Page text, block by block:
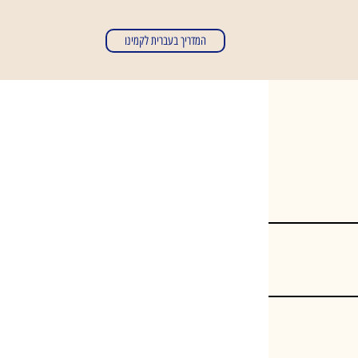
המדריך בעברית לקמינו